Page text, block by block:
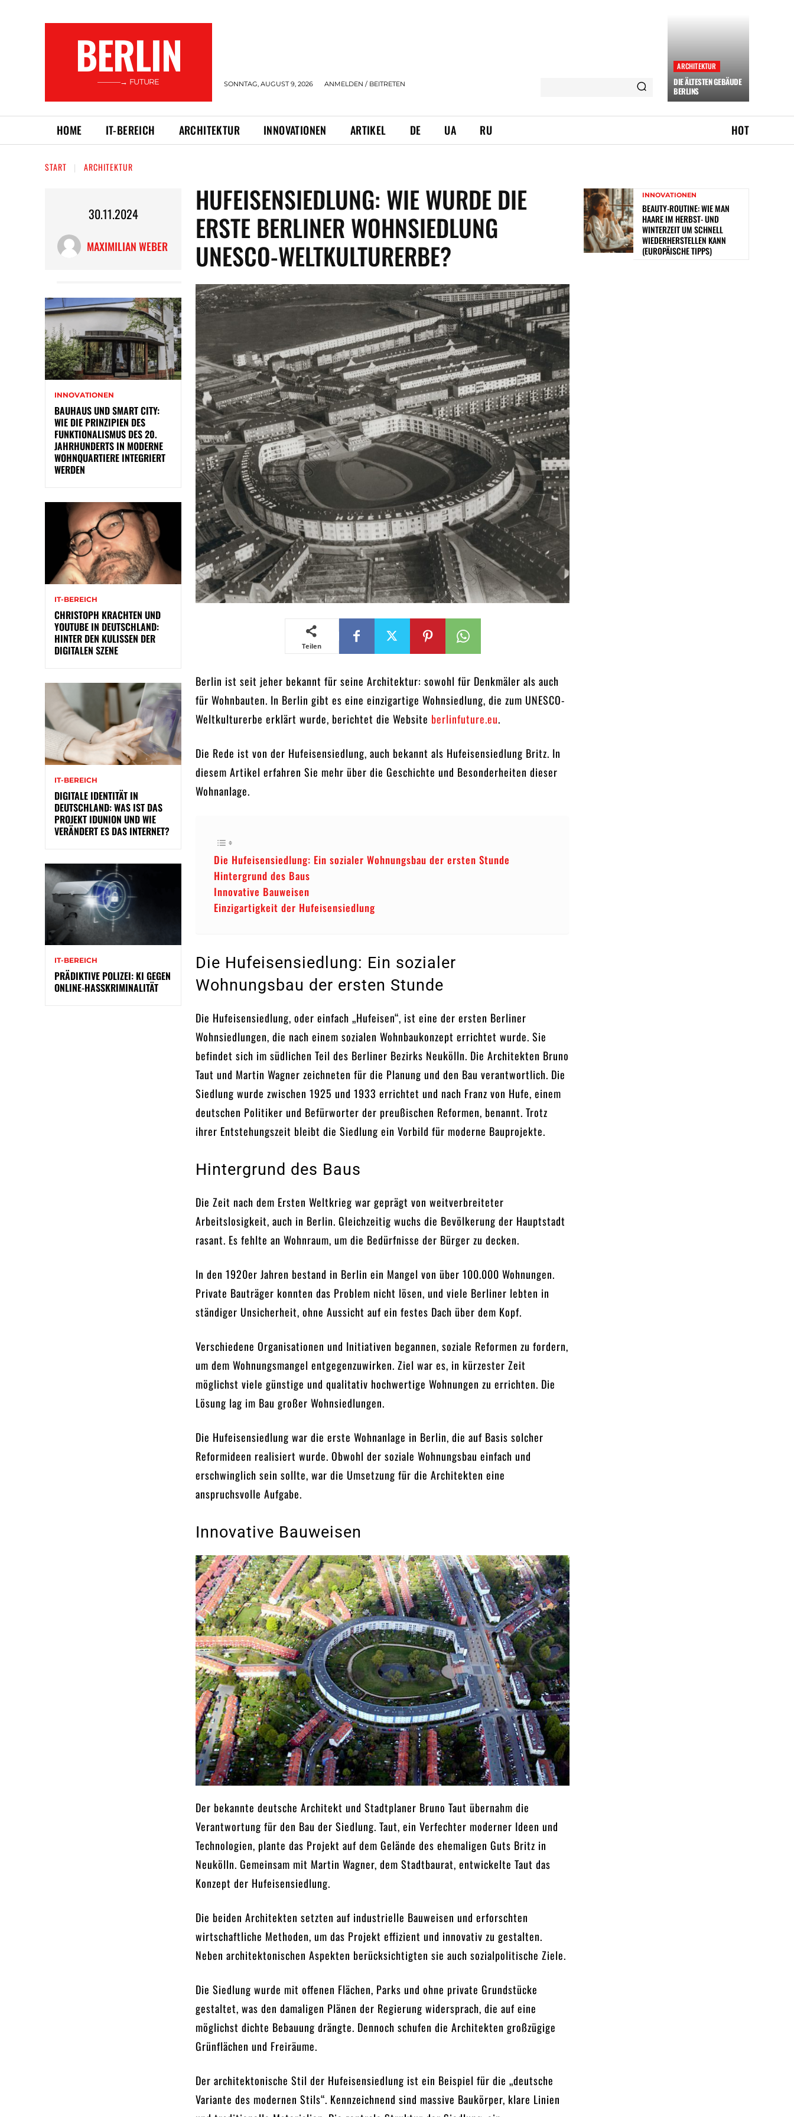
BERLIN
———→ FUTURE SONNTAG, AUGUST 9, 2026 ANMELDEN / BEITRETEN
ARCHITEKTUR
DIE ÄLTESTEN GEBÄUDE
BERLINS
HOME IT-BEREICH ARCHITEKTUR INNOVATIONEN ARTIKEL DE UA RU HOT
START ARCHITEKTUR
30.11.2024
MAXIMILIAN WEBER
INNOVATIONEN
BAUHAUS UND SMART CITY:
WIE DIE PRINZIPIEN DES
FUNKTIONALISMUS DES 20.
JAHRHUNDERTS IN MODERNE
WOHNQUARTIERE INTEGRIERT
WERDEN
IT-BEREICH
CHRISTOPH KRACHTEN UND
YOUTUBE IN DEUTSCHLAND:
HINTER DEN KULISSEN DER
DIGITALEN SZENE
IT-BEREICH
DIGITALE IDENTITÄT IN
DEUTSCHLAND: WAS IST DAS
PROJEKT IDUNION UND WIE
VERÄNDERT ES DAS INTERNET?
IT-BEREICH
PRÄDIKTIVE POLIZEI: KI GEGEN
ONLINE-HASSKRIMINALITÄT
HUFEISENSIEDLUNG: WIE WURDE DIE
ERSTE BERLINER WOHNSIEDLUNG
UNESCO-WELTKULTURERBE?
Teilen
Berlin ist seit jeher bekannt für seine Architektur: sowohl für Denkmäler als auch
für Wohnbauten. In Berlin gibt es eine einzigartige Wohnsiedlung, die zum UNESCO-
Weltkulturerbe erklärt wurde, berichtet die Website berlinfuture.eu.
Die Rede ist von der Hufeisensiedlung, auch bekannt als Hufeisensiedlung Britz. In
diesem Artikel erfahren Sie mehr über die Geschichte und Besonderheiten dieser
Wohnanlage.
Die Hufeisensiedlung: Ein sozialer Wohnungsbau der ersten Stunde
Hintergrund des Baus
Innovative Bauweisen
Einzigartigkeit der Hufeisensiedlung
Die Hufeisensiedlung: Ein sozialer
Wohnungsbau der ersten Stunde
Die Hufeisensiedlung, oder einfach „Hufeisen“, ist eine der ersten Berliner
Wohnsiedlungen, die nach einem sozialen Wohnbaukonzept errichtet wurde. Sie
befindet sich im südlichen Teil des Berliner Bezirks Neukölln. Die Architekten Bruno
Taut und Martin Wagner zeichneten für die Planung und den Bau verantwortlich. Die
Siedlung wurde zwischen 1925 und 1933 errichtet und nach Franz von Hufe, einem
deutschen Politiker und Befürworter der preußischen Reformen, benannt. Trotz
ihrer Entstehungszeit bleibt die Siedlung ein Vorbild für moderne Bauprojekte.
Hintergrund des Baus
Die Zeit nach dem Ersten Weltkrieg war geprägt von weitverbreiteter
Arbeitslosigkeit, auch in Berlin. Gleichzeitig wuchs die Bevölkerung der Hauptstadt
rasant. Es fehlte an Wohnraum, um die Bedürfnisse der Bürger zu decken.
In den 1920er Jahren bestand in Berlin ein Mangel von über 100.000 Wohnungen.
Private Bauträger konnten das Problem nicht lösen, und viele Berliner lebten in
ständiger Unsicherheit, ohne Aussicht auf ein festes Dach über dem Kopf.
Verschiedene Organisationen und Initiativen begannen, soziale Reformen zu fordern,
um dem Wohnungsmangel entgegenzuwirken. Ziel war es, in kürzester Zeit
möglichst viele günstige und qualitativ hochwertige Wohnungen zu errichten. Die
Lösung lag im Bau großer Wohnsiedlungen.
Die Hufeisensiedlung war die erste Wohnanlage in Berlin, die auf Basis solcher
Reformideen realisiert wurde. Obwohl der soziale Wohnungsbau einfach und
erschwinglich sein sollte, war die Umsetzung für die Architekten eine
anspruchsvolle Aufgabe.
Innovative Bauweisen
Der bekannte deutsche Architekt und Stadtplaner Bruno Taut übernahm die
Verantwortung für den Bau der Siedlung. Taut, ein Verfechter moderner Ideen und
Technologien, plante das Projekt auf dem Gelände des ehemaligen Guts Britz in
Neukölln. Gemeinsam mit Martin Wagner, dem Stadtbaurat, entwickelte Taut das
Konzept der Hufeisensiedlung.
Die beiden Architekten setzten auf industrielle Bauweisen und erforschten
wirtschaftliche Methoden, um das Projekt effizient und innovativ zu gestalten.
Neben architektonischen Aspekten berücksichtigten sie auch sozialpolitische Ziele.
Die Siedlung wurde mit offenen Flächen, Parks und ohne private Grundstücke
gestaltet, was den damaligen Plänen der Regierung widersprach, die auf eine
möglichst dichte Bebauung drängte. Dennoch schufen die Architekten großzügige
Grünflächen und Freiräume.
Der architektonische Stil der Hufeisensiedlung ist ein Beispiel für die „deutsche
Variante des modernen Stils“. Kennzeichnend sind massive Baukörper, klare Linien
INNOVATIONEN
BEAUTY-ROUTINE: WIE MAN
HAARE IM HERBST- UND
WINTERZEIT UM SCHNELL
WIEDERHERSTELLEN KANN
(EUROPÄISCHE TIPPS)